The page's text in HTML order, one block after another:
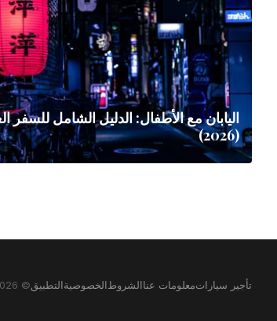
اليابان مع الأطفال: الدليل الشامل للسفر
(2026)
تأجير سياراتمعلومات عناالشروط الخصوصيةالتطبيق© 2026 Tourants. جميع الحقوق محفوظة.